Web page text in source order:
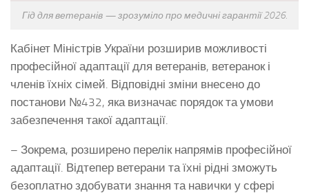
Гід для ветеранів — зрозуміло про медичні гарантії 2026.
Кабінет Міністрів України розширив можливості
професійної адаптації для ветеранів, ветеранок і
членів їхніх сімей. Відповідні зміни внесено до
постанови №432, яка визначає порядок та умови
забезпечення такої адаптації.
– Зокрема, розширено перелік напрямів професійної
адаптації. Відтепер ветерани та їхні рідні зможуть
безоплатно здобувати знання та навички у сфері